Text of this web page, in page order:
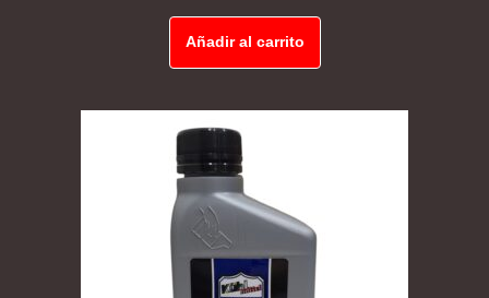
Añadir al carrito